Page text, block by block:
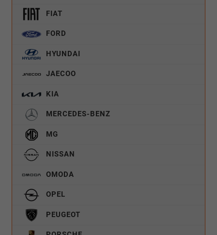
FIAT
FORD
HYUNDAI
JAECOO
KIA
MERCEDES-BENZ
MG
NISSAN
OMODA
OPEL
PEUGEOT